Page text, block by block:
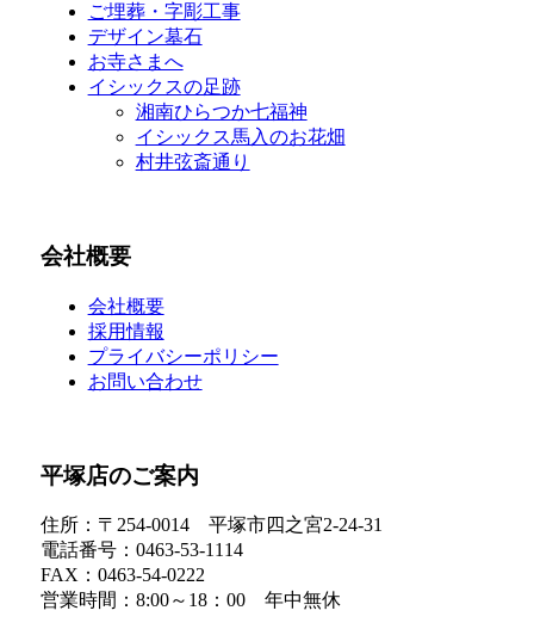
ご埋葬・字彫工事
デザイン墓石
お寺さまへ
イシックスの足跡
湘南ひらつか七福神
イシックス馬入のお花畑
村井弦斎通り
会社概要
会社概要
採用情報
プライバシーポリシー
お問い合わせ
平塚店のご案内
住所：〒254-0014 平塚市四之宮2-24-31
電話番号：0463-53-1114
FAX：0463-54-0222
営業時間：8:00～18：00 年中無休